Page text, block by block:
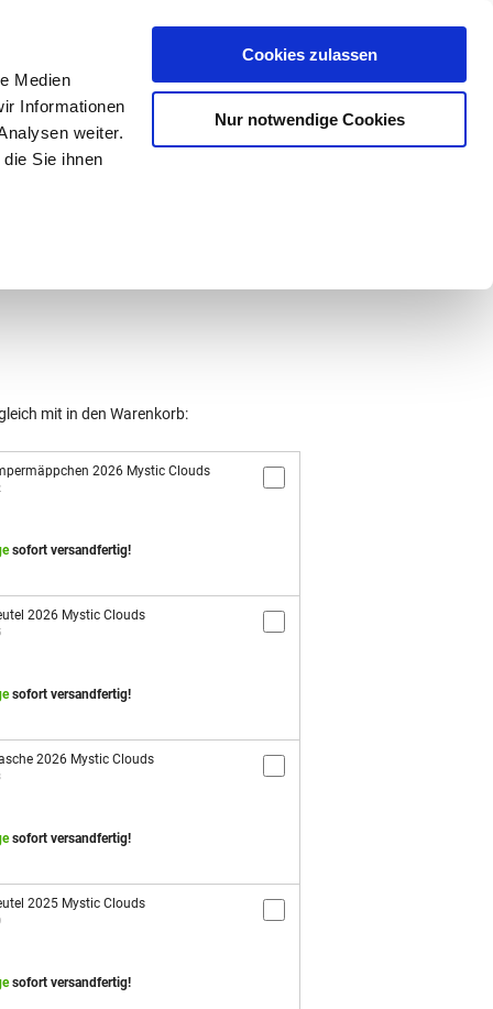
Medien
Informationen
weiter.
Sie ihnen
Cookies zulassen
Nur notwendige Cookies
0,00 €
mit in den Warenkorb:
2026 Mystic Clouds
sofort versandfertig!
2026 Mystic Clouds
sofort versandfertig!
2026 Mystic Clouds
sofort versandfertig!
2025 Mystic Clouds
sofort versandfertig!